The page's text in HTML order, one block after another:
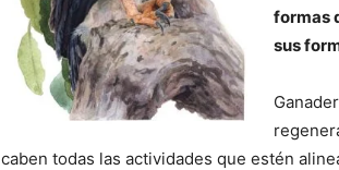
formas
sus
caben todas las actividades que estén